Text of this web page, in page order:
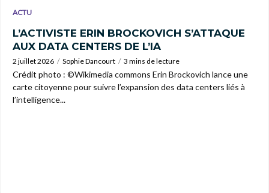
ACTU
L’ACTIVISTE ERIN BROCKOVICH S’ATTAQUE
AUX DATA CENTERS DE L’IA
2 juillet 2026 Sophie Dancourt 3 mins de lecture
Crédit photo : ©Wikimedia commons Erin Brockovich lance une
carte citoyenne pour suivre l’expansion des data centers liés à
l’intelligence...